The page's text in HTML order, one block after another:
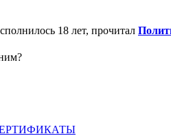
18 лет, прочитал